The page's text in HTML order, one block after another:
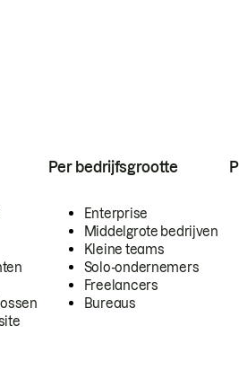
Per bedrijfsgrootte
Enterprise
Middelgrote bedrijven
Kleine teams
Solo-ondernemers
Freelancers
Bureaus